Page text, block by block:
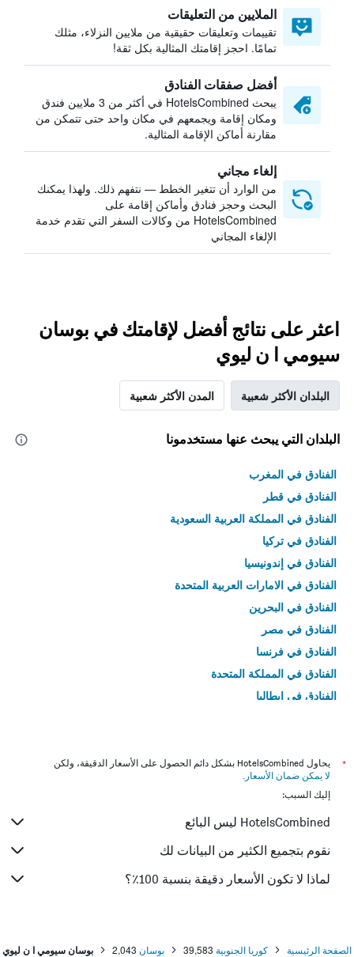
الملايين من التعليقات
تقييمات وتعليقات حقيقية من ملايين النزلاء، مثلك
تمامًا. احجز إقامتك المثالية بكل ثقة!
أفضل صفقات الفنادق
يبحث HotelsCombined في أكثر من 3 ملايين فندق
ومكان إقامة ويجمعهم في مكان واحد حتى تتمكن من
مقارنة أماكن الإقامة المثالية.
إلغاء مجاني
من الوارد أن تتغير الخطط — نتفهم ذلك. ولهذا يمكنك
البحث وحجز فنادق وأماكن إقامة على
HotelsCombined من وكالات السفر التي تقدم خدمة
الإلغاء المجاني
اعثر على نتائج أفضل لإقامتك في بوسان
سيومي ا ن ليوي
البلدان الأكثر شعبية المدن الأكثر شعبية
البلدان التي يبحث عنها مستخدمونا
الفنادق في المغرب
الفنادق في قطر
الفنادق في المملكة العربية السعودية
الفنادق في تركيا
الفنادق في إندونيسيا
الفنادق في الامارات العربية المتحدة
الفنادق في البحرين
الفنادق في مصر
الفنادق في فرنسا
الفنادق في المملكة المتحدة
الفنادق في إيطاليا
*
يحاول HotelsCombined بشكل دائم الحصول على الأسعار الدقيقة، ولكن
لا يمكن ضمان الأسعار .
إليك السبب:
HotelsCombined ليس البائع
نقوم بتجميع الكثير من البيانات لك
لماذا لا تكون الأسعار دقيقة بنسبة 100٪؟
الصفحة الرئيسية كوريا الجنوبية 39,583 بوسان 2,043 بوسان سيومي ا ن ليوي